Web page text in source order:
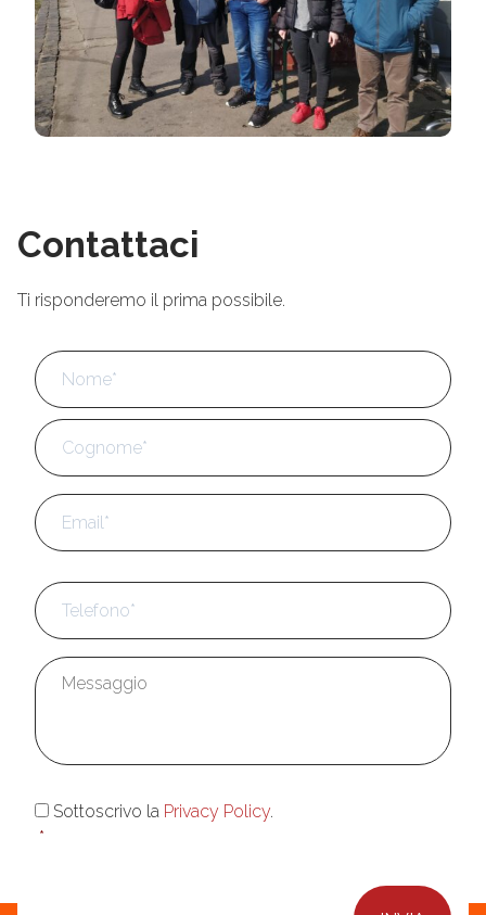
Contattaci
Ti risponderemo il prima possibile.
Nome
Email
Telefono *
Messaggio
Consenso
Sottoscrivo la Privacy Policy.
*